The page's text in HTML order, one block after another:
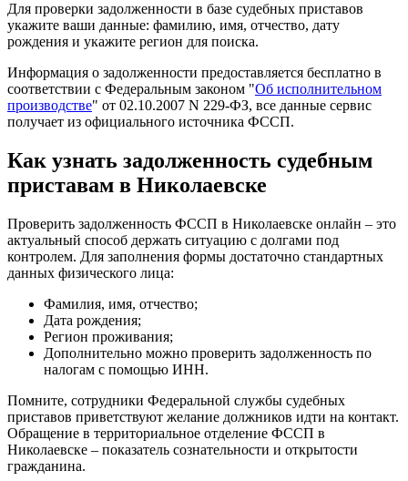
Для проверки задолженности в базе судебных приставов
укажите ваши данные: фамилию, имя, отчество, дату
рождения и укажите регион для поиска.
Информация о задолженности предоставляется бесплатно в
соответствии с Федеральным законом "Об исполнительном
производстве" от 02.10.2007 N 229-ФЗ, все данные сервис
получает из официального источника ФССП.
Как узнать задолженность судебным
приставам в Николаевске
Проверить задолженность ФССП в Николаевске онлайн – это
актуальный способ держать ситуацию с долгами под
контролем. Для заполнения формы достаточно стандартных
данных физического лица:
Фамилия, имя, отчество;
Дата рождения;
Регион проживания;
Дополнительно можно проверить задолженность по
налогам с помощью ИНН.
Помните, сотрудники Федеральной службы судебных
приставов приветствуют желание должников идти на контакт.
Обращение в территориальное отделение ФССП в
Николаевске – показатель сознательности и открытости
гражданина.